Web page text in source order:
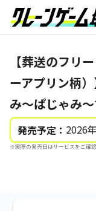
【葬送のフリ
ーアプリン柄
み～ぱじゃみ～
発売予定： 2026
※実際の発売日はサービスをご確認